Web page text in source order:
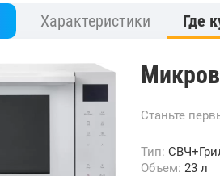
Характеристики Где
Станьте
Тип:
Объем: 23 л